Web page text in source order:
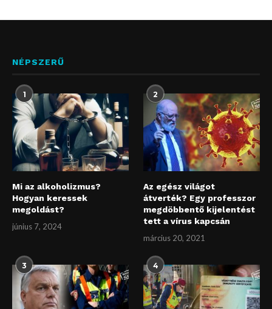
NÉPSZERŰ
1
Mi az alkoholizmus?
Hogyan keressek
megoldást?
június 7, 2024
2
Az egész világot
átverték? Egy professzor
megdöbbentő kijelentést
tett a vírus kapcsán
március 20, 2021
3 4